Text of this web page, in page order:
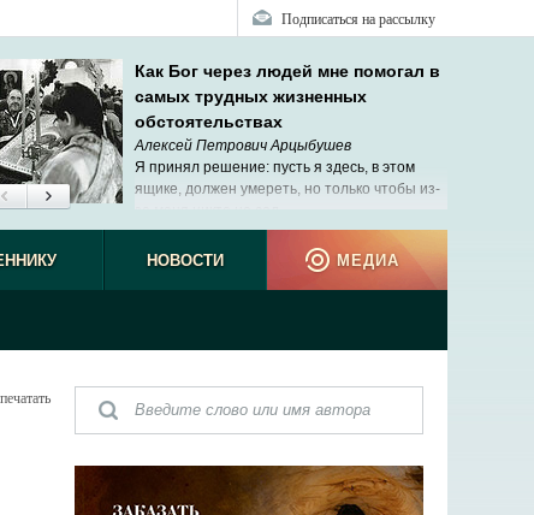
Подписаться на рассылку
Как Бог через людей мне помогал в
самых трудных жизненных
обстоятельствах
Алексей Петрович Арцыбушев
Я принял решение: пусть я здесь, в этом
ящике, должен умереть, но только чтобы из-
НОВОСТИ МЕДИА